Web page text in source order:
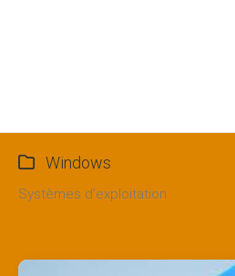
Windows
Systèmes d’exploitation